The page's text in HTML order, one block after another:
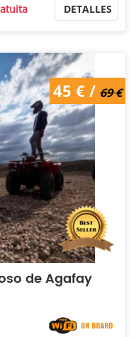
DETALLES
45 € / 69 €
de Agafay